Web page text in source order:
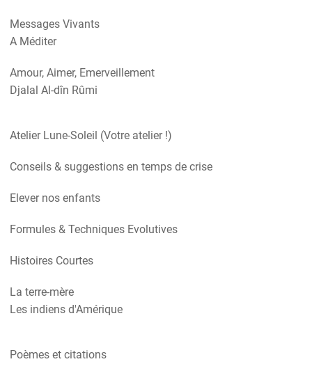
Messages Vivants
A Méditer
Amour, Aimer, Emerveillement
Djalal Al-dîn Rûmi
Atelier Lune-Soleil (Votre atelier !)
Conseils & suggestions en temps de crise
Elever nos enfants
Formules & Techniques Evolutives
Histoires Courtes
La terre-mère
Les indiens d'Amérique
Poèmes et citations